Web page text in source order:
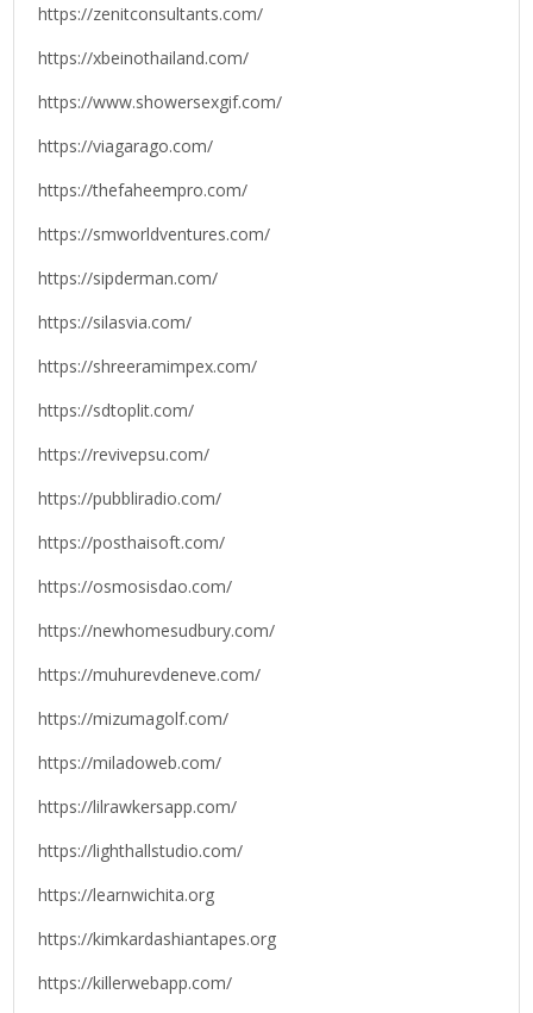
https://zenitconsultants.com/
https://xbeinothailand.com/
https://www.showersexgif.com/
https://viagarago.com/
https://thefaheempro.com/
https://smworldventures.com/
https://sipderman.com/
https://silasvia.com/
https://shreeramimpex.com/
https://sdtoplit.com/
https://revivepsu.com/
https://pubbliradio.com/
https://posthaisoft.com/
https://osmosisdao.com/
https://newhomesudbury.com/
https://muhurevdeneve.com/
https://mizumagolf.com/
https://miladoweb.com/
https://lilrawkersapp.com/
https://lighthallstudio.com/
https://learnwichita.org
https://kimkardashiantapes.org
https://killerwebapp.com/